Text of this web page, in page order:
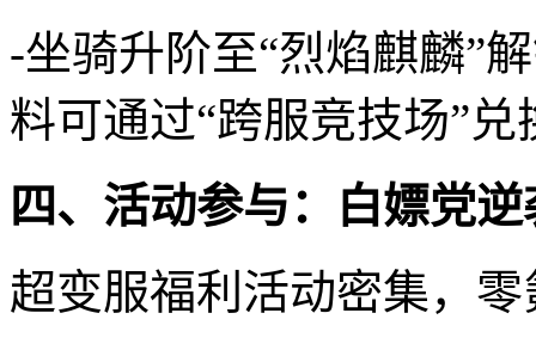
-坐骑升阶至“烈焰麒麟”
料可通过“跨服竞技场”兑
四、活动参与：白嫖党
超变服福利活动密集，